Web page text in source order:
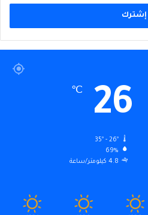
26
℃
35º - 26º
69%
4.8 كيلومتر/ساعة